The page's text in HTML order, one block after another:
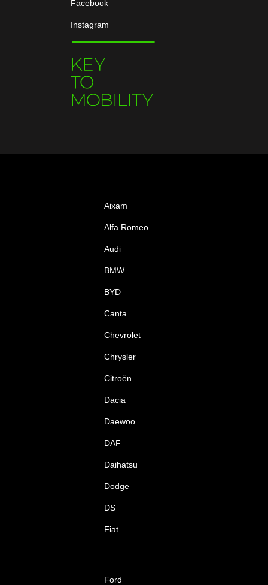
Facebook
Instagram
Aixam
Alfa Romeo
Audi
BMW
BYD
Canta
Chevrolet
Chrysler
Citroën
Dacia
Daewoo
DAF
Daihatsu
Dodge
DS
Fiat
Ford